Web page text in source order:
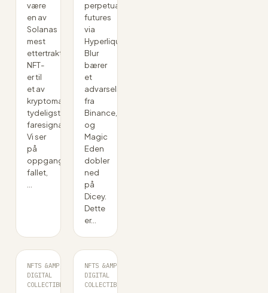
være
en av
Solanas
mest
ettertraktede
NFT-
er til
et av
kryptomarkedets
tydeligste
faresignaler.
Vi ser
på
oppgangen,
fallet,
perpetual
futures
via
Hyperliquid,
Blur
bærer
et
advarselsmerke
fra
Binance,
og
Magic
Eden
dobler
ned
på
Dicey.
Dette
er…
NFTS &AMP;
DIGITAL
COLLECTIBLES
NFTS &AMP;
DIGITAL
COLLECTIBLES